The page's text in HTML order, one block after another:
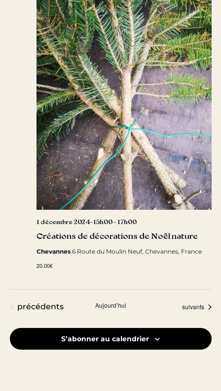
Créations de décorations de Noël nature
1 décembre 2024-15h00- 17h00
Chevannes 6 Route du Moulin Neuf, Chevannes, France
20.00€
Évènements
précédents Aujourd’hui Évènements
suivants
S’abonner au calendrier